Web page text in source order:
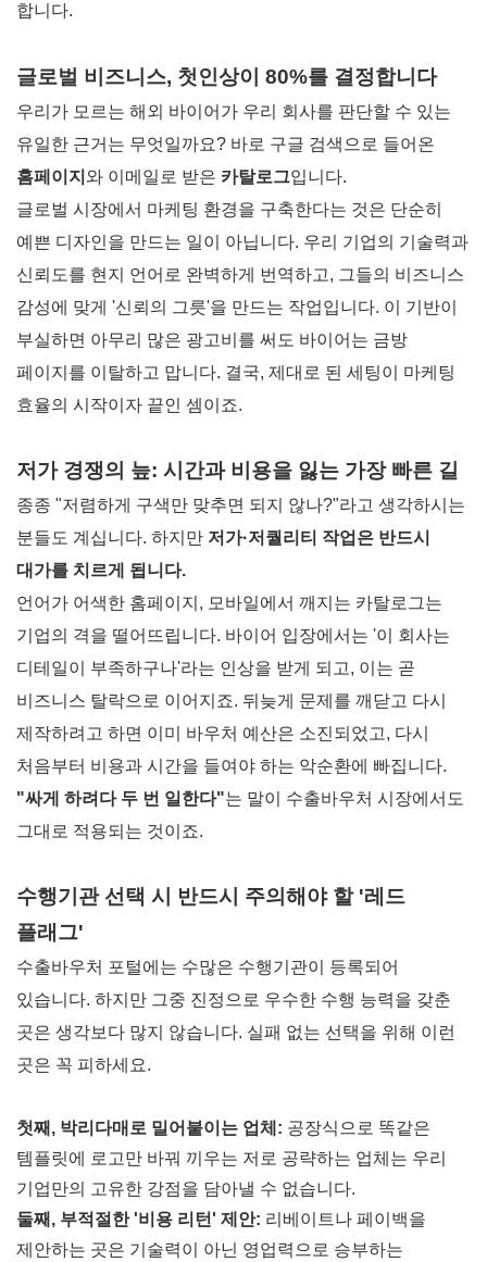
합니다.
글로벌 비즈니스, 첫인상이 80%를 결정합니다
우리가 모르는 해외 바이어가 우리 회사를 판단할 수 있는
유일한 근거는 무엇일까요? 바로 구글 검색으로 들어온
홈페이지 와 이메일로 받은 카탈로그입니다.
글로벌 시장에서 마케팅 환경을 구축한다는 것은 단순히
예쁜 디자인을 만드는 일이 아닙니다. 우리 기업의 기술력과
신뢰도를 현지 언어로 완벽하게 번역하고, 그들의 비즈니스
감성에 맞게 '신뢰의 그릇'을 만드는 작업입니다. 이 기반이
부실하면 아무리 많은 광고비를 써도 바이어는 금방
페이지를 이탈하고 맙니다. 결국, 제대로 된 세팅이 마케팅
효율의 시작이자 끝인 셈이죠.
저가 경쟁의 늪: 시간과 비용을 잃는 가장 빠른 길
종종 "저렴하게 구색만 맞추면 되지 않나?"라고 생각하시는
분들도 계십니다. 하지만 저가·저퀄리티 작업은 반드시
대가를 치르게 됩니다.
언어가 어색한 홈페이지, 모바일에서 깨지는 카탈로그는
기업의 격을 떨어뜨립니다. 바이어 입장에서는 '이 회사는
디테일이 부족하구나'라는 인상을 받게 되고, 이는 곧
비즈니스 탈락으로 이어지죠. 뒤늦게 문제를 깨닫고 다시
제작하려고 하면 이미 바우처 예산은 소진되었고, 다시
처음부터 비용과 시간을 들여야 하는 악순환에 빠집니다.
"싸게 하려다 두 번 일한다"는 말이 수출바우처 시장에서도
그대로 적용되는 것이죠.
수행기관 선택 시 반드시 주의해야 할 '레드
플래그'
수출바우처 포털에는 수많은 수행기관이 등록되어
있습니다. 하지만 그중 진정으로 우수한 수행 능력을 갖춘
곳은 생각보다 많지 않습니다. 실패 없는 선택을 위해 이런
곳은 꼭 피하세요.
첫째, 박리다매로 밀어붙이는 업체: 공장식으로 똑같은
템플릿에 로고만 바꿔 끼우는 저로 공략하는 업체는 우리
기업만의 고유한 강점을 담아낼 수 없습니다.
둘째, 부적절한 '비용 리턴' 제안: 리베이트나 페이백을
제안하는 곳은 기술력이 아닌 영업력으로 승부하는